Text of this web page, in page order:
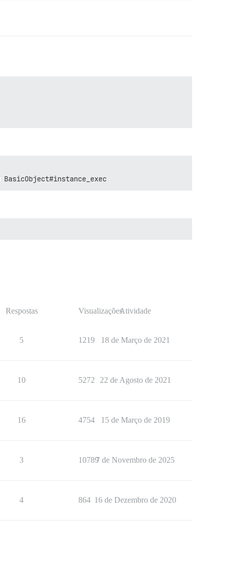
BasicObject#instance_exec
Respostas VisualizaçõesAtividade
5 1219 18 de Março de 2021
10 5272 22 de Agosto de 2021
16 4754 15 de Março de 2019
3 107897 de Novembro de 2025
4 864 16 de Dezembro de 2020